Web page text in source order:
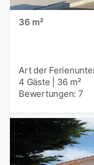
36 m²
Art der
4 Gäste
36 m²
Bewertungen: 7